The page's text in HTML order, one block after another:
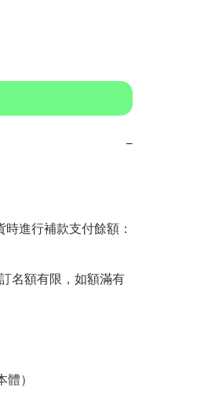
−
進行補款支付餘額：
名額有限，如額滿有
）